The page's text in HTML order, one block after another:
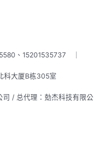
、15201535737 ｜
科大厦B栋305室
/ 总代理：勀杰科技有限公